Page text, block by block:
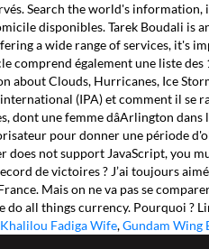
Search the world's
disponibles. Tarek Boudali is
a wide range of services, it's
comprend également une liste
about Clouds, Hurricanes, Ice
(IPA) et comment il se
dont une femme dâArlington
pour donner une période
does not support JavaScript, you
de victoires ? J’ai toujours
Mais on ne va pas se
do all things currency. Pourquoi ?
Khalilou Fadiga Wife,Gundam Wing